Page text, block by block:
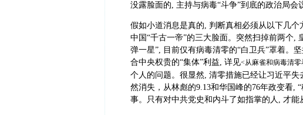
没露脸面的, 主持与病毒“斗争”到底的政治局
假如小道消息是真的, 判断真相必须从以下几
中国“千古一帝”的三大脸面。突然扫掉前两个,
弹一星”, 目前仅有病毒清零的“白卫兵”罩着。
合中央权贵的“集体”利益, 详见<从麻雀和病毒清
个人的问题。很显然, 清零措施已经让习近平
然消失，从林彪的9.13和华国峰的76年政变看,
事。只有对中共党史和内斗了如指掌的人, 才能